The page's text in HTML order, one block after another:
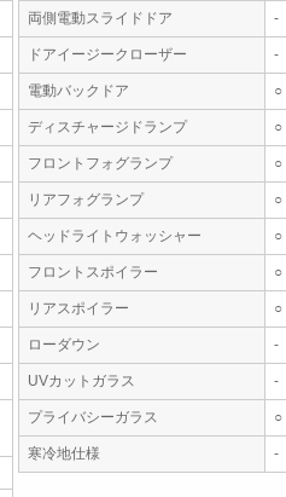
両側電動スライドドア -
ドアイージークローザー -
電動バックドア ○
ディスチャージドランプ ○
フロントフォグランプ ○
リアフォグランプ ○
ヘッドライトウォッシャー ○
フロントスポイラー ○
リアスポイラー ○
ローダウン -
UVカットガラス -
プライバシーガラス ○
寒冷地仕様 -